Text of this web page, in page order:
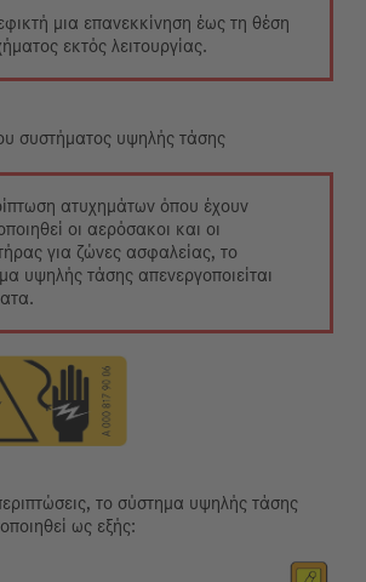
μια επανεκκίνηση έως τη θέση
εκτός λειτουργίας.
συστήματος υψηλής τάσης
ατυχημάτων όπου έχουν
οι αερόσακοι και οι
για ζώνες ασφαλείας, το
υψηλής τάσης απενεργοποιείται
το σύστημα υψηλής τάσης
ως εξής: